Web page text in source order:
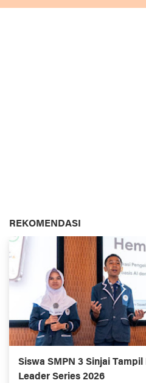
REKOMENDASI
Siswa SMPN 3 Sinjai
Leader Series 2026